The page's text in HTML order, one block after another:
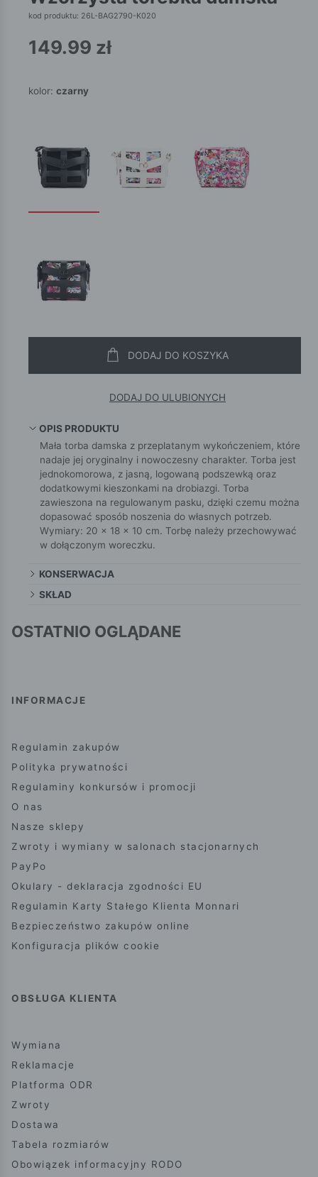
kod produktu: 26L-BAG2790-K020
149.99 zł
kolor: czarny
DODAJ DO KOSZYKA
DODAJ DO ULUBIONYCH
OPIS PRODUKTU
Mała torba damska z przeplatanym wykończeniem, które
nadaje jej oryginalny i nowoczesny charakter. Torba jest
jednokomorowa, z jasną, logowaną podszewką oraz
dodatkowymi kieszonkami na drobiazgi. Torba
zawieszona na regulowanym pasku, dzięki czemu można
dopasować sposób noszenia do własnych potrzeb.
Wymiary: 20 × 18 × 10 cm. Torbę należy przechowywać
w dołączonym woreczku.
KONSERWACJA
SKŁAD
OSTATNIO OGLĄDANE
INFORMACJE
Regulamin zakupów
Polityka prywatności
Regulaminy konkursów i promocji
O nas
Nasze sklepy
Zwroty i wymiany w salonach stacjonarnych
PayPo
Okulary - deklaracja zgodności EU
Regulamin Karty Stałego Klienta Monnari
Bezpieczeństwo zakupów online
Konfiguracja plików cookie
OBSŁUGA KLIENTA
Wymiana
Reklamacje
Platforma ODR
Zwroty
Dostawa
Tabela rozmiarów
Obowiązek informacyjny RODO